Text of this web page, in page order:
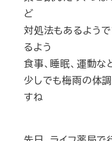
ど
対処法もあるよう
るよう
食事、睡眠、運動
少しでも梅雨の体
すね